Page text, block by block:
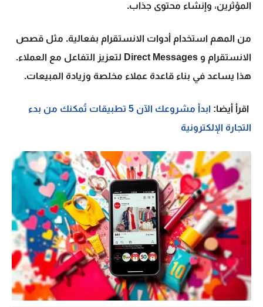
المؤثرين، وإنشاء محتوى جذاب.
من المهم استخدام أدوات الانستقرام بفعالية. مثل قصص
الانستقرام و Direct Messages لتعزيز التفاعل مع العملاء.
هذا يساعد في بناء قاعدة عملاء مخلصة وزيادة المبيعات.
اقرأ أيضا:
ابدأ مشروعك الآن 5 تطبيقات تُمكنك من بدء
التجارة الإلكترونية